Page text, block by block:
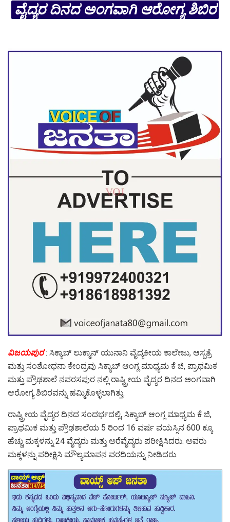
ವೈದ್ಯರ ದಿನದ ಅಂಗವಾಗಿ ಆರೋಗ್ಯ ಶಿಬಿರ
ವಿಜಯಪುರ: ಸಿಕ್ಯಾಬ್ ಲುಕ್ಮಾನ್ ಯುನಾನಿ ವೈದ್ಯಕೀಯ ಕಾಲೇಜು, ಆಸ್ಪತ್ರೆ
ಮತ್ತು ಸಂಶೋಧನಾ ಕೇಂದ್ರವು ಸಿಕ್ಯಾಬ್ ಆಂಗ್ಲ ಮಾಧ್ಯಮ ಕೆ ಜಿ, ಪ್ರಾಥಮಿಕ
ಮತ್ತು ಪ್ರೌಢಶಾಲೆ ನವರಸಪುರ ನಲ್ಲಿ ರಾಷ್ಟ್ರೀಯ ವೈದ್ಯರ ದಿನದ ಅಂಗವಾಗಿ
ಆರೋಗ್ಯ ಶಿಬಿರವನ್ನು ಹಮ್ಮಿಕೊಳ್ಳಲಾಗಿತ್ತು.
ರಾಷ್ಟ್ರೀಯ ವೈದ್ಯರ ದಿನದ ಸಂದರ್ಭದಲ್ಲಿ, ಸಿಕ್ಯಾಬ್ ಆಂಗ್ಲ ಮಾಧ್ಯಮ ಕೆ ಜಿ,
ಪ್ರಾಥಮಿಕ ಮತ್ತು ಪ್ರೌಢಶಾಲೆಯ 5 ರಿಂದ 16 ವರ್ಷ ವಯಸ್ಸಿನ 600 ಕ್ಕೂ
ಹೆಚ್ಚು ಮಕ್ಕಳನ್ನು 24 ವೈದ್ಯರು ಮತ್ತು ಅರೆವೈದ್ಯರು ಪರೀಕ್ಷಿಸಿದರು. ಅವರು
ಮಕ್ಕಳನ್ನು ಪರೀಕ್ಷಿಸಿ ಮೌಲ್ಯಮಾಪನ ವರದಿಯನ್ನು ನೀಡಿದರು.